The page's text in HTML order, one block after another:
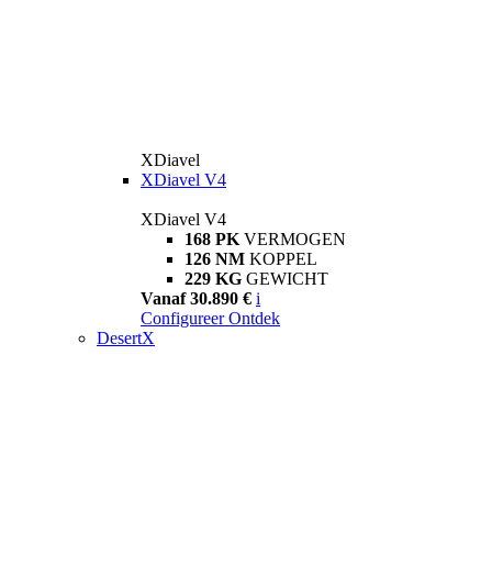
XDiavel
XDiavel V4
XDiavel V4
168 PK VERMOGEN
126 NM KOPPEL
229 KG GEWICHT
Vanaf 30.890 € i
Configureer Ontdek
DesertX